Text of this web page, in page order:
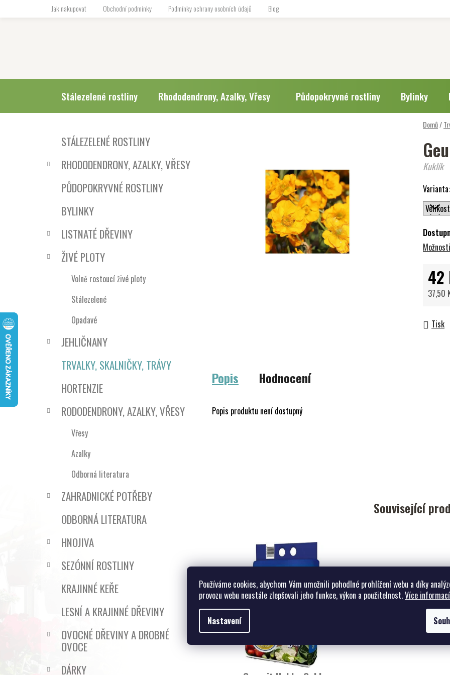
Používáme cookies, abychom Vám umožnili pohodlné prohlížení webu a díky
provozu webu neustále zlepšovali jeho funkce, výkon a použitelnost.Více informací
Nastavení
Jak nakupovat Obchodní podmínky Podmínky ochrany osobních údajů Blog
Stálezelené rostliny Rhododendrony, Azalky, Vřesy Půdopokryvné rostliny Bylinky
Domů/
Přeskočit
kategorie
e
STÁLEZELENÉ ROSTLINY
RHODODENDRONY, AZALKY, VŘESY
PŮDOPOKRYVNÉ ROSTLINY
BYLINKY
LISTNATÉ DŘEVINY
ŽIVÉ PLOTY
Volně rostoucí živé ploty
Stálezelené
Opadavé
JEHLIČNANY
TRVALKY, SKALNIČKY, TRÁVY
HORTENZIE
RODODENDRONY, AZALKY, VŘESY
Vřesy
Azalky
Odborná literatura
ZAHRADNICKÉ POTŘEBY
ODBORNÁ LITERATURA
HNOJIVA
SEZÓNNÍ ROSTLINY
KRAJINNÉ KEŘE
LESNÍ A KRAJINNÉ DŘEVINY
OVOCNÉ DŘEVINY A DROBNÉ
OVOCE
DÁRKY
Kuklík
Varianta:
42
37,50
Tisk
Popis Hodnocení
Popis produktu není dostupný
Související